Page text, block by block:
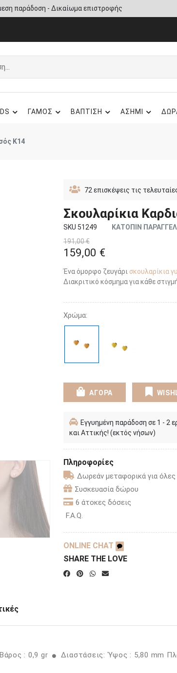
παράδοση - Δικαίωμα επιστροφής
ΓΑΜΟΣ ΒΑΠΤΙΣΗ ΑΣΗΜΙ
Κ14
72 επισκέψεις τις
Σκουλαρίκια
SKU 51249
ΚΑΤΟΠΙΝ
191,00 €
159,00 €
Ένα όμορφο ζευγάρι σκουλαρίκια
Διακριτικό κόσμημα για κάθε
Χρώμα:
ΑΓΟΡΑ
Εγγυημένη παράδοση σε 1 - 2
και Αττικής! (εκτός νήσων)
Πληροφορίες
Δωρεάν μεταφορικά για όλες
Συσκευασία δώρου
6 άτοκες δόσεις
F.A.Q.
ONLINE CHAT
SHARE THE LOVE
Βάρος : 0,9 gr Διαστάσεις: Ύψος : 5,80 mm